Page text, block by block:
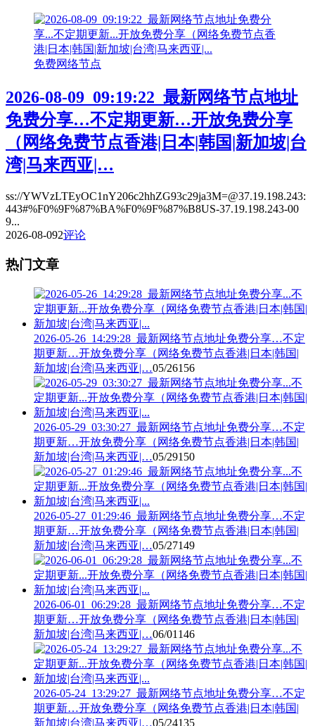
免费网络节点
2026-08-09_09:19:22_最新网络节点地址
免费分享…不定期更新…开放免费分享
（网络免费节点香港|日本|韩国|新加坡|台
湾|马来西亚|…
ss://YWVzLTEyOC1nY206c2hhZG93c29ja3M=@37.19.198.243:
443#%F0%9F%87%BA%F0%9F%87%B8US-37.19.198.243-00
9...
2026-08-092评论
热门文章
2026-05-26_14:29:28_最新网络节点地址免费分享…不定
期更新…开放免费分享（网络免费节点香港|日本|韩国|
新加坡|台湾|马来西亚|…05/26156
2026-05-29_03:30:27_最新网络节点地址免费分享…不定
期更新…开放免费分享（网络免费节点香港|日本|韩国|
新加坡|台湾|马来西亚|…05/29150
2026-05-27_01:29:46_最新网络节点地址免费分享…不定
期更新…开放免费分享（网络免费节点香港|日本|韩国|
新加坡|台湾|马来西亚|…05/27149
2026-06-01_06:29:28_最新网络节点地址免费分享…不定
期更新…开放免费分享（网络免费节点香港|日本|韩国|
新加坡|台湾|马来西亚|…06/01 146
2026-05-24_13:29:27_最新网络节点地址免费分享…不定
期更新…开放免费分享（网络免费节点香港|日本|韩国|
新加坡|台湾|马来西亚|…05/24135